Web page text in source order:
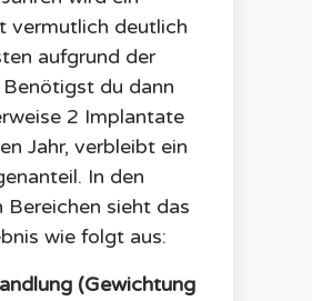
vermutlich deutlich
aufgrund der
du dann
2 Implantate
Jahr, verbleibt ein
In den
Bereichen sieht das
wie folgt aus:
(Gewichtung